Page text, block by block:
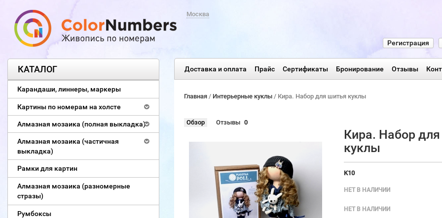
Москва
Регистрация
Доставка и оплата Прайс Сертификаты Бронирование Отзывы
КАТАЛОГ
Карандаши, линнеры, маркеры
Картины по номерам на холсте
Алмазная мозаика (полная выкладка)
Алмазная мозаика (частичная
выкладка)
Рамки для картин
Алмазная мозаика (разномерные
стразы)
Румбоксы
Главная/ Интерьерные куклы / Кира. Набор для шитья куклы
Обзор Отзывы 0
Кира. Набор
куклы
K10
НЕТ В НАЛИЧИИ
НЕТ В НАЛИЧИИ